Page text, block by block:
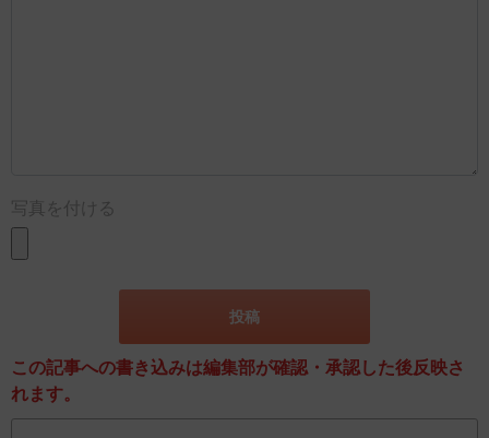
写真を付ける
この記事への書き込みは編集部が確認・承認した後反映さ
れます。